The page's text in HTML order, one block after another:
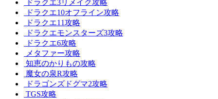
ドラクエ3リメイク攻略
ドラクエ10オフライン攻略
ドラクエ11攻略
ドラクエモンスターズ3攻略
ドラクエ6攻略
メタファー攻略
知恵のかりもの攻略
魔女の泉R攻略
ドラゴンズドグマ2攻略
TGS攻略